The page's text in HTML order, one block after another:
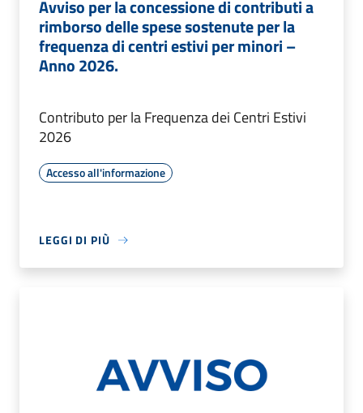
Avviso per la concessione di contributi a
rimborso delle spese sostenute per la
frequenza di centri estivi per minori –
Anno 2026.
Contributo per la Frequenza dei Centri Estivi
2026
Accesso all'informazione
LEGGI DI PIÙ